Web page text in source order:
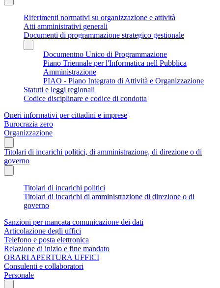
Riferimenti normativi su organizzazione e attività
Atti amministrativi generali
Documenti di programmazione strategico gestionale
Documentno Unico di Programmazione
Piano Triennale per l'Informatica nell Pubblica
Amministrazione
PIAO - Piano Integrato di Attività e Organizzazione
Statuti e leggi regionali
Codice disciplinare e codice di condotta
Oneri informativi per cittadini e imprese
Burocrazia zero
Organizzazione
Titolari di incarichi politici, di amministrazione, di direzione o di
governo
Titolari di incarichi politici
Titolari di incarichi di amministrazione di direzione o di
governo
Sanzioni per mancata comunicazione dei dati
Articolazione degli uffici
Telefono e posta elettronica
Relazione di inizio e fine mandato
ORARI APERTURA UFFICI
Consulenti e collaboratori
Personale